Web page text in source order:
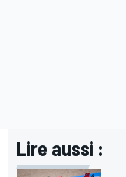
Lire aussi :